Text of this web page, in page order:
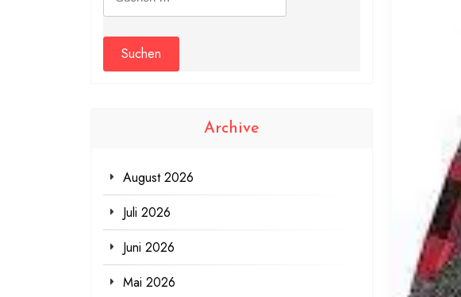
nach:
Archive
August 2026
Juli 2026
Juni 2026
Mai 2026